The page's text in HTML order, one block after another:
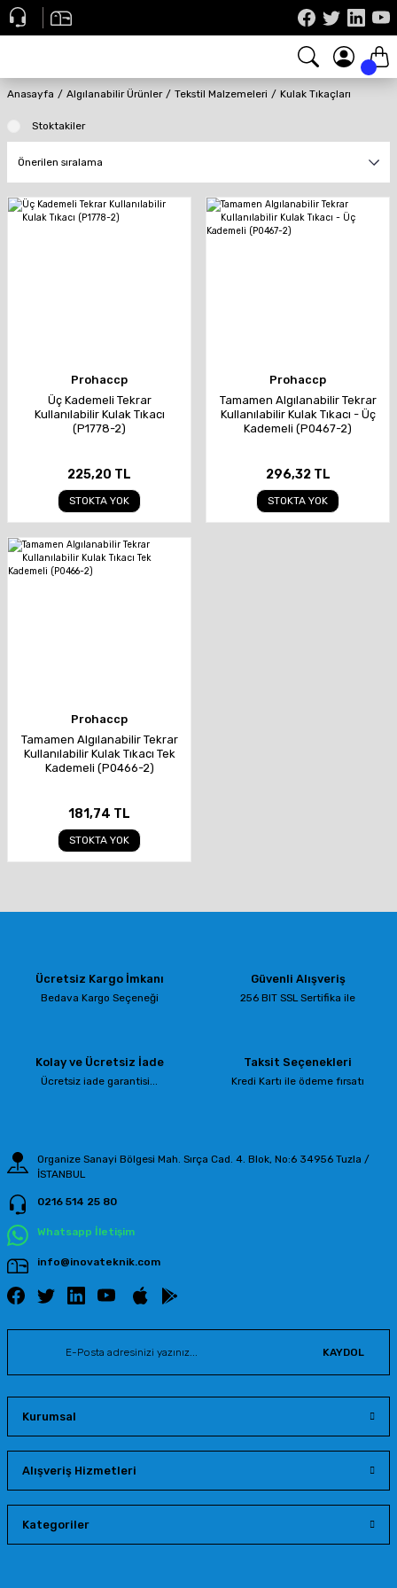
Anasayfa Algılanabilir Ürünler Tekstil Malzemeleri Kulak Tıkaçları
Stoktakiler
Prohaccp
Üç Kademeli Tekrar
Kullanılabilir Kulak Tıkacı
(P1778-2)
225,20 TL
STOKTA YOK
Prohaccp
Tamamen Algılanabilir Tekrar
Kullanılabilir Kulak Tıkacı - Üç
Kademeli (P0467-2)
296,32 TL
STOKTA YOK
Prohaccp
Tamamen Algılanabilir Tekrar
Kullanılabilir Kulak Tıkacı Tek
Kademeli (P0466-2)
181,74 TL
STOKTA YOK
Ücretsiz Kargo İmkanı
Bedava Kargo Seçeneği
Güvenli Alışveriş
256 BIT SSL Sertifika ile
Kolay ve Ücretsiz İade
Ücretsiz iade garantisi...
Taksit Seçenekleri
Kredi Kartı ile ödeme fırsatı
Organize Sanayi Bölgesi Mah. Sırça Cad. 4. Blok, No:6 34956 Tuzla /
İSTANBUL
0216 514 25 80
Whatsapp İletişim
info@inovateknik.com
KAYDOL
Kurumsal
Alışveriş Hizmetleri
Kategoriler